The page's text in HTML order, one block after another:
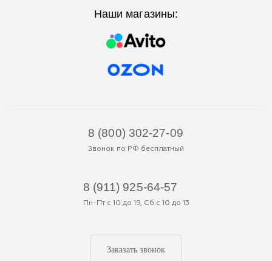
Наши магазины:
8 (800) 302-27-09
Звонок по РФ бесплатный
8 (911) 925-64-57
Пн-Пт с 10 до 19, Сб с 10 до 13
Заказать звонок